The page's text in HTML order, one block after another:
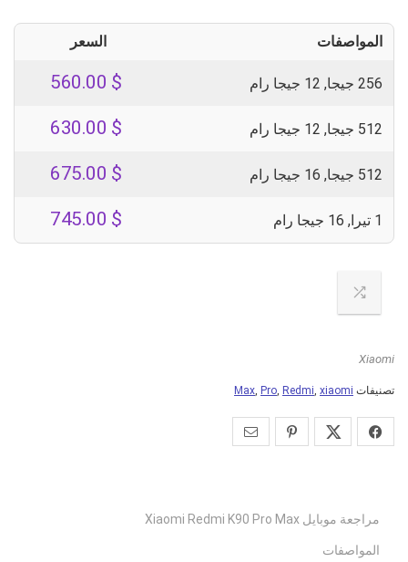
المواصفات السعر
256 جيجا, 12 جيجا رام $
560.00
512 جيجا, 12 جيجا رام $
630.00
512 جيجا, 16 جيجا رام $
675.00
1 تيرا, 16 جيجا رام $
745.00
Xiaomi
تصنيفات Max, Pro, Redmi, xiaomi
مراجعة موبايل Xiaomi Redmi K90 Pro Max
المواصفات